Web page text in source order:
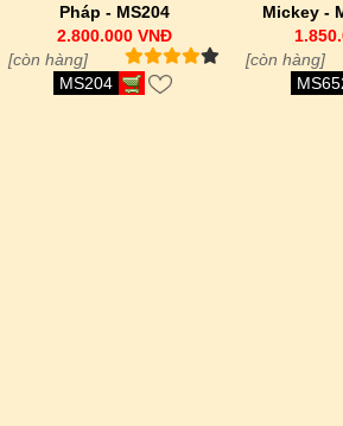
Pháp - MS204
2.800.000 VNĐ
[còn hàng]
MS204
Mickey -
[còn hàng]